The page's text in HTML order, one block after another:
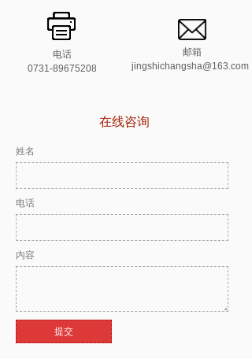
在线咨询
邮箱
jingshichangsha@163.com
姓名
电话
内容
提交
电话
0731-89675208
138XXXXXX